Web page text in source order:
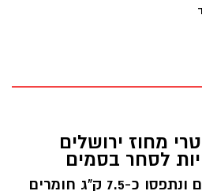
מחוז ירושלים
לסחר בסמים
נעצרו שלושה חשודים ונתפסו כ-7.5 ק"ג חומרים